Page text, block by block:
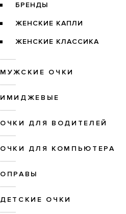
БРЕНДЫ
ЖЕНСКИЕ КАПЛИ
ЖЕНСКИЕ КЛАССИКА
МУЖСКИЕ ОЧКИ
ИМИДЖЕВЫЕ
ОЧКИ ДЛЯ ВОДИТЕЛЕЙ
ОЧКИ ДЛЯ КОМПЬЮТЕРА
ОПРАВЫ
ДЕТСКИЕ ОЧКИ